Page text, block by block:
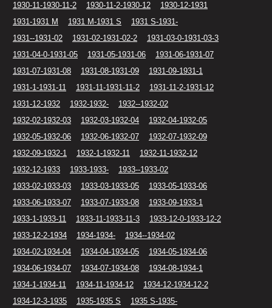
1930-11-1930-11-2
1930-11-2-1930-12
1930-12-1931
1931-1931 M
1931 M-1931 S
1931 S-1931-
1931--1931-02
1931-02-1931-02-2
1931-03-0-1931-03-3
1931-04-0-1931-05
1931-05-1931-06
1931-06-1931-07
1931-07-1931-08
1931-08-1931-09
1931-09-1931-1
1931-1-1931-11
1931-11-1931-11-2
1931-11-2-1931-12
1931-12-1932
1932-1932-
1932--1932-02
1932-02-1932-03
1932-03-1932-04
1932-04-1932-05
1932-05-1932-06
1932-06-1932-07
1932-07-1932-09
1932-09-1932-1
1932-1-1932-11
1932-11-1932-12
1932-12-1933
1933-1933-
1933--1933-02
1933-02-1933-03
1933-03-1933-05
1933-05-1933-06
1933-06-1933-07
1933-07-1933-08
1933-09-1933-1
1933-1-1933-11
1933-11-1933-11-3
1933-12-0-1933-12-2
1933-12-2-1934
1934-1934-
1934--1934-02
1934-02-1934-04
1934-04-1934-05
1934-05-1934-06
1934-06-1934-07
1934-07-1934-08
1934-08-1934-1
1934-1-1934-11
1934-11-1934-12
1934-12-1934-12-2
1934-12-3-1935
1935-1935 S
1935 S-1935-